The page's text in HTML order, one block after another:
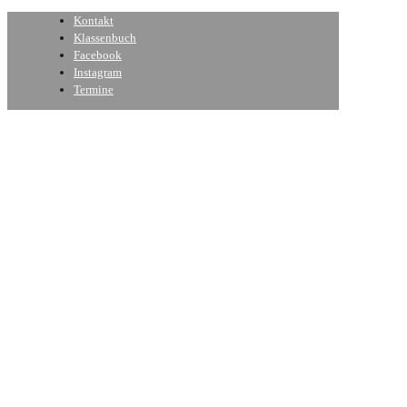
Kontakt
Klassenbuch
Facebook
Instagram
Termine